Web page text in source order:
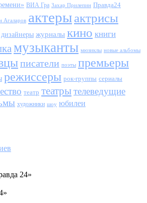
ВИА Гра Захар Прилепин Правда24
Агаларов актерыактрисы
дизайнеры журналы кино книги
музыканты мюзиклы новые альбомы
писатели поэты премьеры
режиссеры рок-группы сериалы
театр театрытелеведущие
художники шоу юбилеи
24»